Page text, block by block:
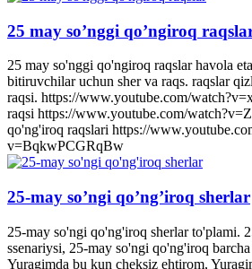
25 may so’nggi qo’ngiroq
25 may so'nggi qo'ngiroq raqslar havola
bitiruvchilar uchun sher va raqs. raqslar
raqsi. https://www.youtube.com/
raqsi https://www.youtube.com/
qo'ng'iroq raqslari https://
v=BqkwPCGRqBw
25-may so’ngi qo’ng’iroq sherlar
25-may so'ngi qo'ng'iroq sherlar to'plami.
ssenariysi, 25-may so'ngi qo'ng'iroq
Yuragimda bu kun cheksiz ehtirom,